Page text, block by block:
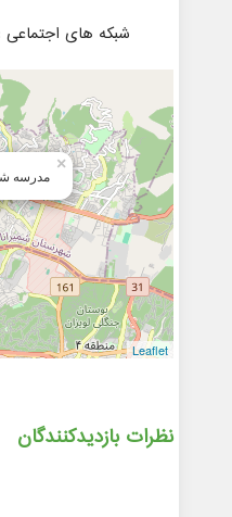
شبکه های اجتماعی :
مدرسه
×
Leaflet
نظرات بازدیدکنندگان